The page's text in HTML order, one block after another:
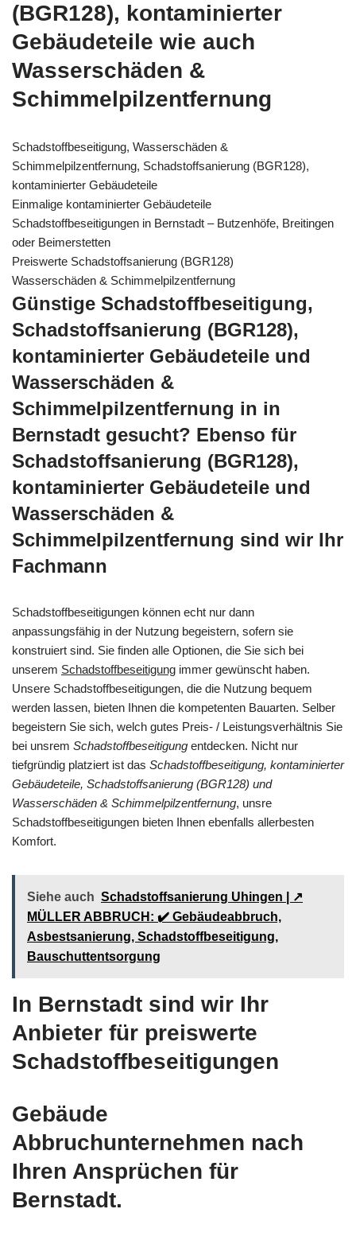
(BGR128), kontaminierter
Gebäudeteile wie auch
Wasserschäden &
Schimmelpilzentfernung
Schadstoffbeseitigung, Wasserschäden &
Schimmelpilzentfernung, Schadstoffsanierung (BGR128),
kontaminierter Gebäudeteile
Einmalige kontaminierter Gebäudeteile
Schadstoffbeseitigungen in Bernstadt – Butzenhöfe, Breitingen
oder Beimerstetten
Preiswerte Schadstoffsanierung (BGR128)
Wasserschäden & Schimmelpilzentfernung
Günstige Schadstoffbeseitigung,
Schadstoffsanierung (BGR128),
kontaminierter Gebäudeteile und
Wasserschäden &
Schimmelpilzentfernung in in
Bernstadt gesucht? Ebenso für
Schadstoffsanierung (BGR128),
kontaminierter Gebäudeteile und
Wasserschäden &
Schimmelpilzentfernung sind wir Ihr
Fachmann
Schadstoffbeseitigungen können echt nur dann
anpassungsfähig in der Nutzung begeistern, sofern sie
konstruiert sind. Sie finden alle Optionen, die Sie sich bei
unserem Schadstoffbeseitigung immer gewünscht haben.
Unsere Schadstoffbeseitigungen, die die Nutzung bequem
werden lassen, bieten Ihnen die kompetenten Bauarten. Selber
begeistern Sie sich, welch gutes Preis- / Leistungsverhältnis Sie
bei unsrem Schadstoffbeseitigung entdecken. Nicht nur
tiefgründig platziert ist das Schadstoffbeseitigung, kontaminierter
Gebäudeteile, Schadstoffsanierung (BGR128) und
Wasserschäden & Schimmelpilzentfernung, unsre
Schadstoffbeseitigungen bieten Ihnen ebenfalls allerbesten
Komfort.
Siehe auch Schadstoffsanierung Uhingen | ↗️
MÜLLER ABBRUCH: ✔️ Gebäudeabbruch,
Asbestsanierung, Schadstoffbeseitigung,
Bauschuttentsorgung
In Bernstadt sind wir Ihr
Anbieter für preiswerte
Schadstoffbeseitigungen
Gebäude
Abbruchunternehmen nach
Ihren Ansprüchen für
Bernstadt.